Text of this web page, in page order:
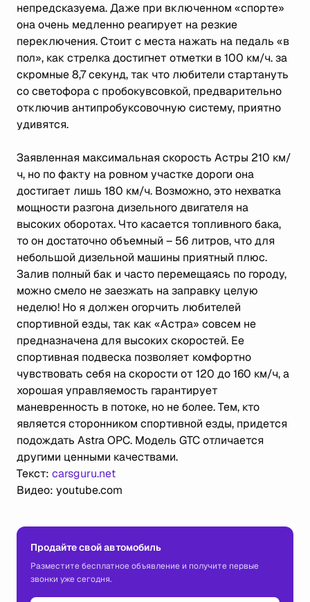
непредсказуема. Даже при включенном «спорте»
она очень медленно реагирует на резкие
переключения. Стоит с места нажать на педаль «в
пол», как стрелка достигнет отметки в 100 км/ч. за
скромные 8,7 секунд, так что любители стартануть
со светофора с пробокувсовкой, предварительно
отключив антипробуксовочную систему, приятно
удивятся.
Заявленная максимальная скорость Астры 210 км/
ч, но по факту на ровном участке дороги она
достигает лишь 180 км/ч. Возможно, это нехватка
мощности разгона дизельного двигателя на
высоких оборотах. Что касается топливного бака,
то он достаточно объемный – 56 литров, что для
небольшой дизельной машины приятный плюс.
Залив полный бак и часто перемещаясь по городу,
можно смело не заезжать на заправку целую
неделю! Но я должен огорчить любителей
спортивной езды, так как «Астра» совсем не
предназначена для высоких скоростей. Ее
спортивная подвеска позволяет комфортно
чувствовать себя на скорости от 120 до 160 км/ч, а
хорошая управляемость гарантирует
маневренность в потоке, но не более. Тем, кто
является сторонником спортивной езды, придется
подождать Astra OPC. Модель GTC отличается
другими ценными качествами.
Текст: carsguru.net
Видео: youtube.com
Продайте свой автомобиль
Разместите бесплатное объявление и получите первые
звонки уже сегодня.